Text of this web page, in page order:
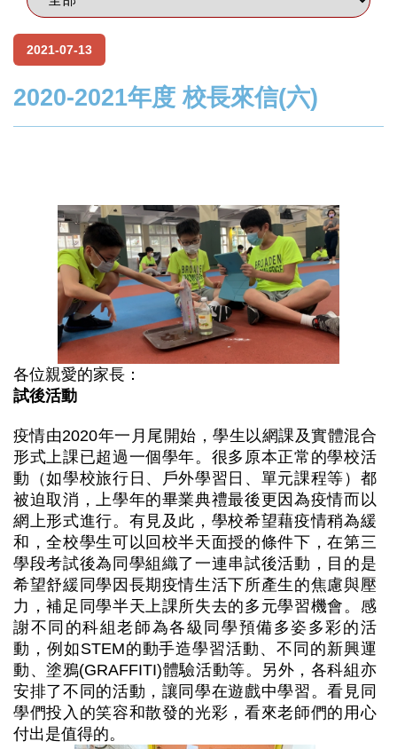
2021-07-13
2020-2021年度 校長來信(六)
各位親愛的家長：
試後活動
疫情由2020年一月尾開始，學生以網課及實體混合
形式上課已超過一個學年。很多原本正常的學校活
動（如學校旅行日、戶外學習日、單元課程等）都
被迫取消，上學年的畢業典禮最後更因為疫情而以
網上形式進行。有見及此，學校希望藉疫情稍為緩
和，全校學生可以回校半天面授的條件下，在第三
學段考試後為同學組織了一連串試後活動，目的是
希望舒緩同學因長期疫情生活下所產生的焦慮與壓
力，補足同學半天上課所失去的多元學習機會。感
謝不同的科組老師為各級同學預備多姿多彩的活
動，例如STEM的動手造學習活動、不同的新興運
動、塗鴉(GRAFFITI)體驗活動等。另外，各科組亦
安排了不同的活動，讓同學在遊戲中學習。看見同
學們投入的笑容和散發的光彩，看來老師們的用心
付出是值得的。